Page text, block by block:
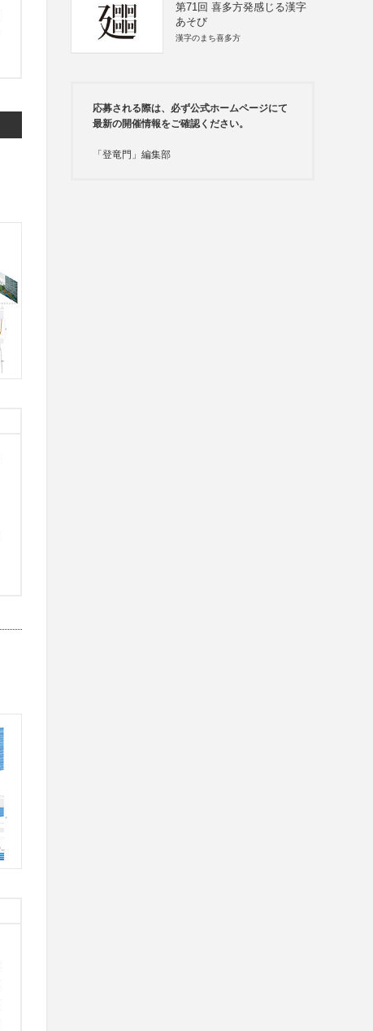
第71回 喜多方発感じる漢字
あそび
漢字のまち喜多方
応募される際は、必ず公式ホームページにて
最新の開催情報をご確認ください。
「登竜門」編集部